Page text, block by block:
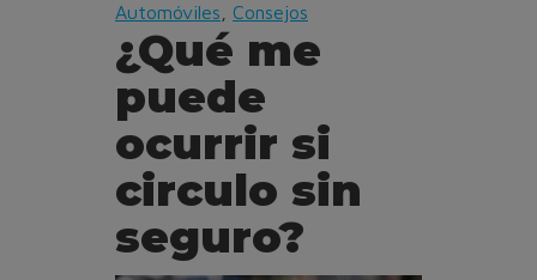
Automóviles Consejos
¿Qué me
puede
ocurrir si
circulo sin
seguro?